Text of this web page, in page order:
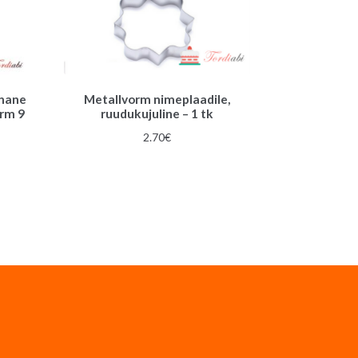
9
Metallvorm nimeplaadile,
ruudukujuline – 1 tk
2.70€